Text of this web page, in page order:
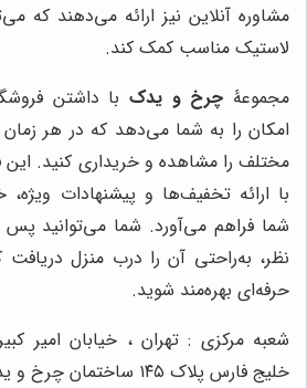
مشاوره آنلاین نیز ارائه می‌دهند که
لاستیک مناسب کمک کند.
مجموعۀ چرخ و یدک با داشتن
امکان را به شما می‌دهد که در هر زمان
مختلف را مشاهده و خریداری کنید. این
با ارائه تخفیف‌ها و پیشنهادات
شما فراهم می‌آورد. شما می‌توانید پس
نظر، به‌راحتی آن را درب منزل
حرفه‌ای بهره‌مند شوید.
شعبه مرکزی : تهران ، خیابان امیر
خلیج فارس پلاک ۱۴۵ ساختمان چرخ و یدک.